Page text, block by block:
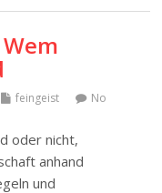
feingeist
No
oder nicht,
anhand
und